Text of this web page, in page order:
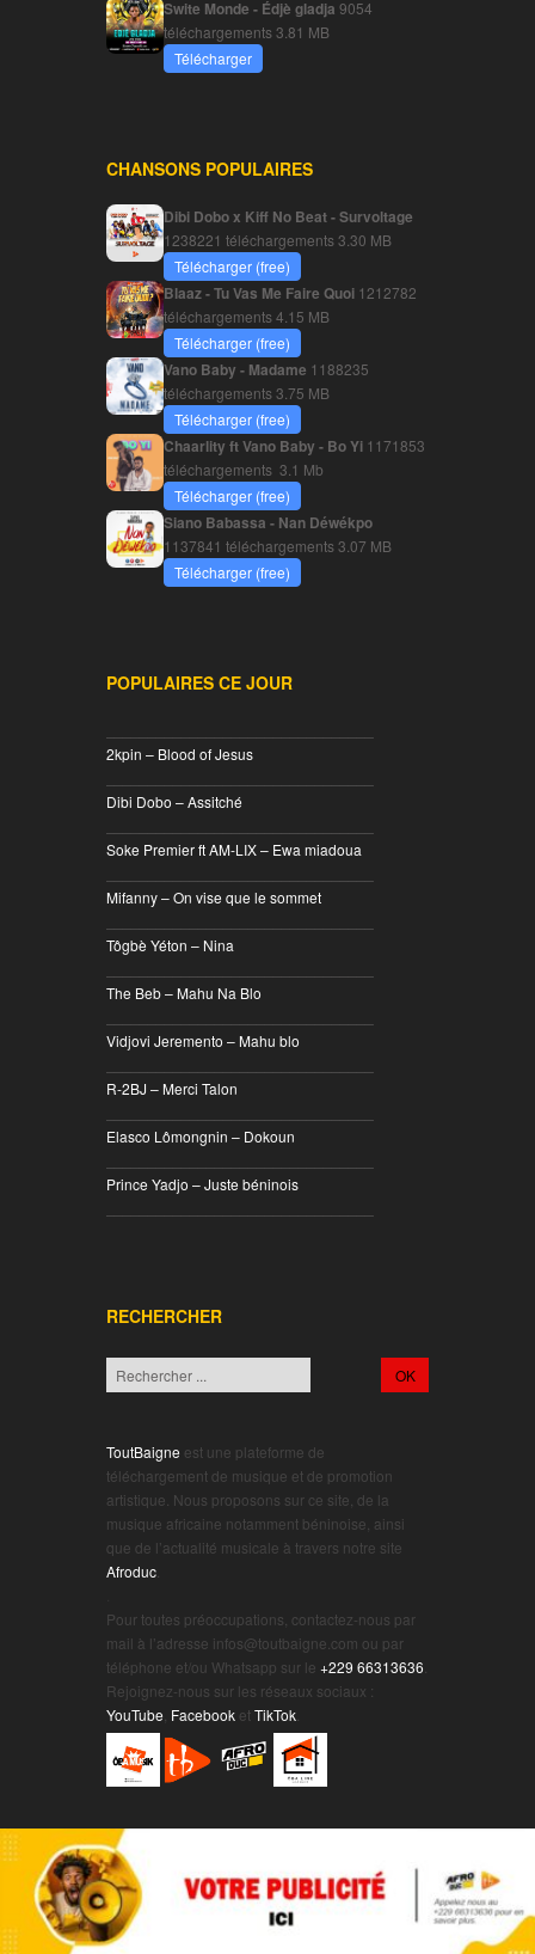
Swite Monde - Édjè gladja 9054
téléchargements3.81 MB
Télécharger
CHANSONS POPULAIRES
Dibi Dobo x Kiff No Beat - Survoltage
1238221 téléchargements3.30 MB
Télécharger (free)
Blaaz - Tu Vas Me Faire Quoi 1212782
téléchargements4.15 MB
Télécharger (free)
Vano Baby - Madame 1188235
téléchargements3.75 MB
Télécharger (free)
Chaarlity ft Vano Baby - Bo Yi 1171853
téléchargements 3.1 Mb
Télécharger (free)
Siano Babassa - Nan Déwékpo
1137841 téléchargements3.07 MB
Télécharger (free)
POPULAIRES CE JOUR
2kpin – Blood of Jesus
Dibi Dobo – Assitché
Soke Premier ft AM-LIX – Ewa miadoua
Mifanny – On vise que le sommet
Tôgbè Yéton – Nina
The Beb – Mahu Na Blo
Vidjovi Jeremento – Mahu blo
R-2BJ – Merci Talon
Elasco Lômongnin – Dokoun
Prince Yadjo – Juste béninois
RECHERCHER
ToutBaigne est une plateforme de
téléchargement de musique et de promotion
artistique. Nous proposons sur ce site, de la
musique africaine notamment béninoise, ainsi
que de l’actualité musicale à travers notre site
Afroduc
Pour toutes préoccupations, contactez-nous par
mail à l’adresse infos@toutbaigne.com ou par
téléphone et/ou Whatsapp sur le +229 66313636
Rejoignez-nous sur les réseaux sociaux :
YouTube Facebook etTikTok